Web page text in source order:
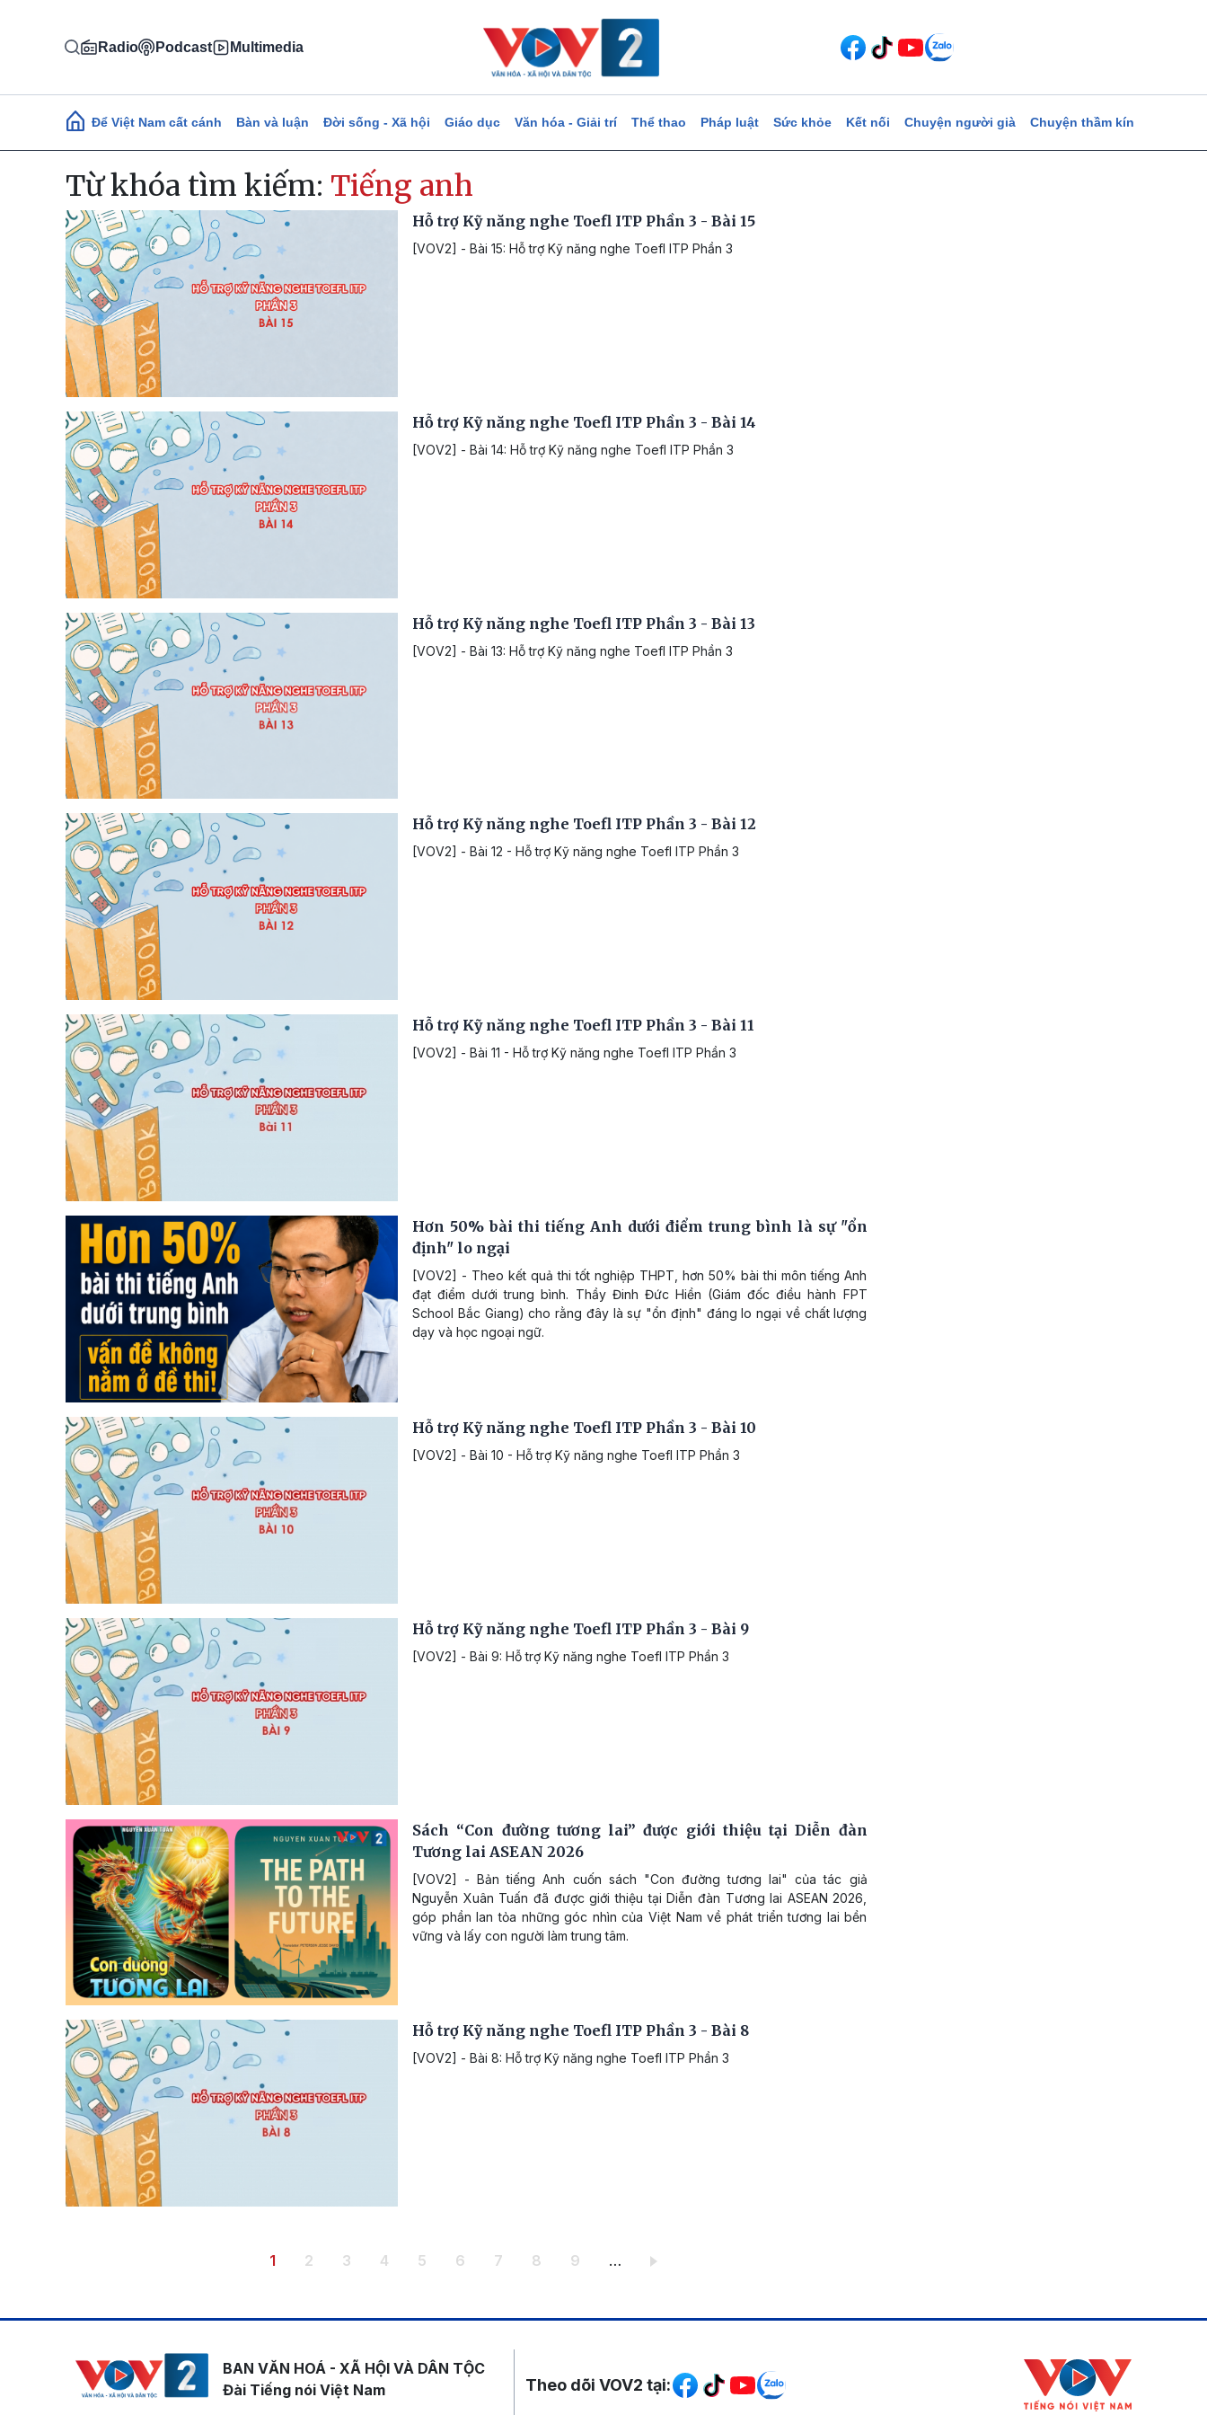
Radio Podcast Multimedia
Main navigation
Để Việt Nam cất cánh Bàn và luận Đời sống - Xã hội Giáo dục Văn hóa - Giải trí Thể thao Pháp luật Sức khỏe Kết nối Chuyện người già Chuyện thầm kín
Từ khóa tìm kiếm: Tiếng anh
Hỗ trợ Kỹ năng nghe Toefl ITP Phần 3 - Bài 15
[VOV2] - Bài 15: Hỗ trợ Kỹ năng nghe Toefl ITP Phần 3
Hỗ trợ Kỹ năng nghe Toefl ITP Phần 3 - Bài 14
[VOV2] - Bài 14: Hỗ trợ Kỹ năng nghe Toefl ITP Phần 3
Hỗ trợ Kỹ năng nghe Toefl ITP Phần 3 - Bài 13
[VOV2] - Bài 13: Hỗ trợ Kỹ năng nghe Toefl ITP Phần 3
Hỗ trợ Kỹ năng nghe Toefl ITP Phần 3 - Bài 12
[VOV2] - Bài 12 - Hỗ trợ Kỹ năng nghe Toefl ITP Phần 3
Hỗ trợ Kỹ năng nghe Toefl ITP Phần 3 - Bài 11
[VOV2] - Bài 11 - Hỗ trợ Kỹ năng nghe Toefl ITP Phần 3
Hơn 50% bài thi tiếng Anh dưới điểm trung bình là sự "ổn
định" lo ngại
[VOV2] - Theo kết quả thi tốt nghiệp THPT, hơn 50% bài thi môn tiếng Anh
đạt điểm dưới trung bình. Thầy Đinh Đức Hiền (Giám đốc điều hành FPT
School Bắc Giang) cho rằng đây là sự "ổn định" đáng lo ngại về chất lượng
dạy và học ngoại ngữ.
Hỗ trợ Kỹ năng nghe Toefl ITP Phần 3 - Bài 10
[VOV2] - Bài 10 - Hỗ trợ Kỹ năng nghe Toefl ITP Phần 3
Hỗ trợ Kỹ năng nghe Toefl ITP Phần 3 - Bài 9
[VOV2] - Bài 9: Hỗ trợ Kỹ năng nghe Toefl ITP Phần 3
Sách “Con đường tương lai” được giới thiệu tại Diễn đàn
Tương lai ASEAN 2026
[VOV2] - Bản tiếng Anh cuốn sách "Con đường tương lai" của tác giả
Nguyễn Xuân Tuấn đã được giới thiệu tại Diễn đàn Tương lai ASEAN 2026,
góp phần lan tỏa những góc nhìn của Việt Nam về phát triển tương lai bền
vững và lấy con người làm trung tâm.
Hỗ trợ Kỹ năng nghe Toefl ITP Phần 3 - Bài 8
[VOV2] - Bài 8: Hỗ trợ Kỹ năng nghe Toefl ITP Phần 3
Trang hiện thời
1 Trang
2 Trang
3 Trang
4 Trang
5 Trang
6 Trang
7 Trang
8 Trang
9 …
BAN VĂN HOÁ - XÃ HỘI VÀ DÂN TỘC
Đài Tiếng nói Việt Nam
Mạng xã hội
Theo dõi VOV2 tại: